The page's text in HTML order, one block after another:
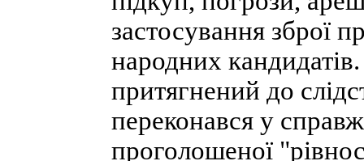
застосування зброї
народних
притягнений до
переконався у
проголошеної